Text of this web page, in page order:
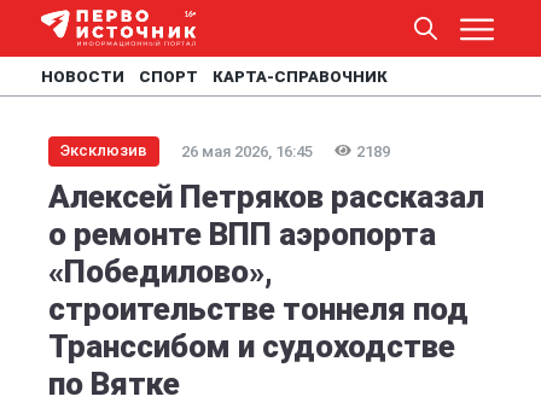
НОВОСТИ СПОРТ КАРТА-СПРАВОЧНИК
Эксклюзив 26 мая 2026, 16:45 2189
Алексей Петряков рассказал
о ремонте ВПП аэропорта
«Победилово»,
строительстве тоннеля под
Транссибом и судоходстве
по Вятке